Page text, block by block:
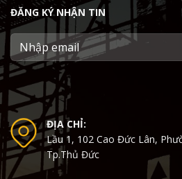
ĐĂNG KÝ NHẬN TIN
ĐỊA CHỈ:
Lầu 1, 102 Cao Đức Lân,
Tp.Thủ Đức